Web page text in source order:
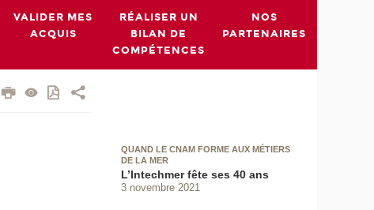
VALIDER MES
ACQUIS
RÉALISER UN
BILAN DE
COMPÉTENCES
NOS
PARTENAIRES
QUAND LE CNAM FORME AUX MÉTIERS
DE LA MER
L’Intechmer fête ses 40 ans
3 novembre 2021